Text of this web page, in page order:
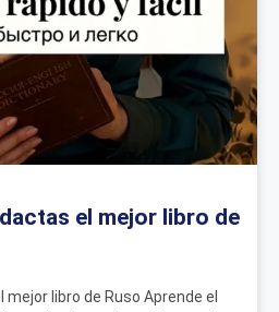
el mejor libro de
libro de Ruso Aprende el